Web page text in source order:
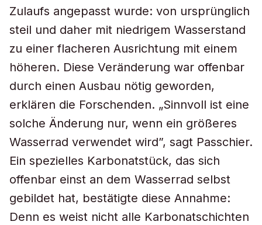
Zulaufs angepasst wurde: von ursprünglich
steil und daher mit niedrigem Wasserstand
zu einer flacheren Ausrichtung mit einem
höheren. Diese Veränderung war offenbar
durch einen Ausbau nötig geworden,
erklären die Forschenden. „Sinnvoll ist eine
solche Änderung nur, wenn ein größeres
Wasserrad verwendet wird”, sagt Passchier.
Ein spezielles Karbonatstück, das sich
offenbar einst an dem Wasserrad selbst
gebildet hat, bestätigte diese Annahme:
Denn es weist nicht alle Karbonatschichten